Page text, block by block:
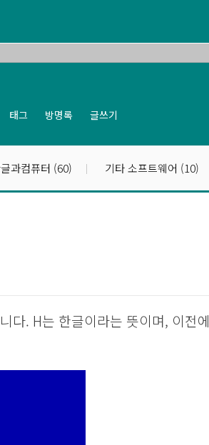
태그 방명록 글쓰기
과컴퓨터 (60) 기타 소프트웨어 (10)
다. H는 한글이라는 뜻이며, 이전에